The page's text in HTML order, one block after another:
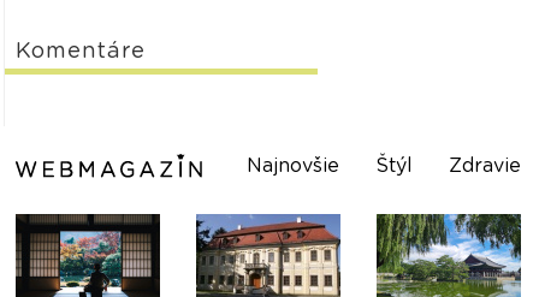
Komentáre
Najnovšie Štýl Zdravie